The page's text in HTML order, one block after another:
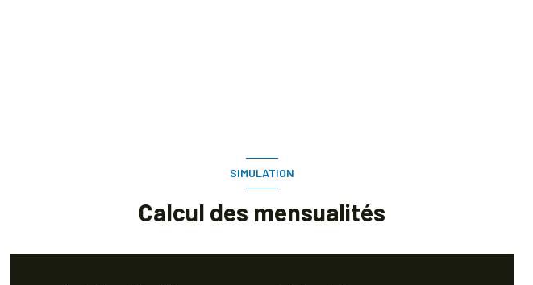
SIMULATION
Calcul des mensualités